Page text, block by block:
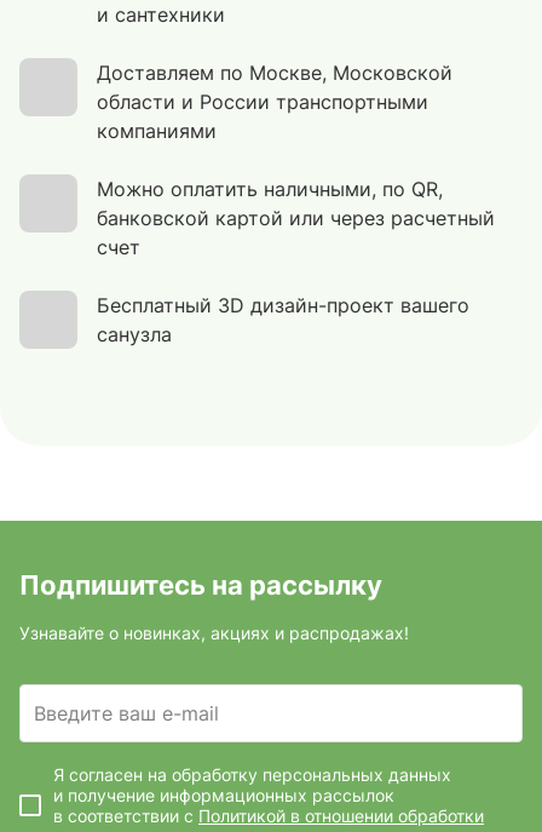
и сантехники
Доставляем по Москве, Московской
области и России транспортными
компаниями
Можно оплатить наличными, по QR,
банковской картой или через расчетный
счет
Бесплатный 3D дизайн-проект вашего
санузла
Подпишитесь на рассылку
Узнавайте о новинках, акциях и распродажах!
Введите ваш e-mail
Я согласен на обработку персональных данных
и получение информационных рассылок
в соответствии с Политикой в отношении обработки